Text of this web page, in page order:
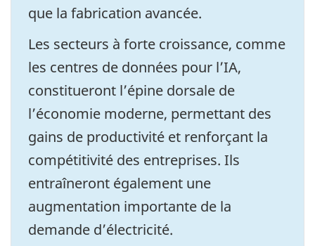
que la fabrication avancée.
Les secteurs à forte croissance, comme
les centres de données pour l’IA,
constitueront l’épine dorsale de
l’économie moderne, permettant des
gains de productivité et renforçant la
compétitivité des entreprises. Ils
entraîneront également une
augmentation importante de la
demande d’électricité.